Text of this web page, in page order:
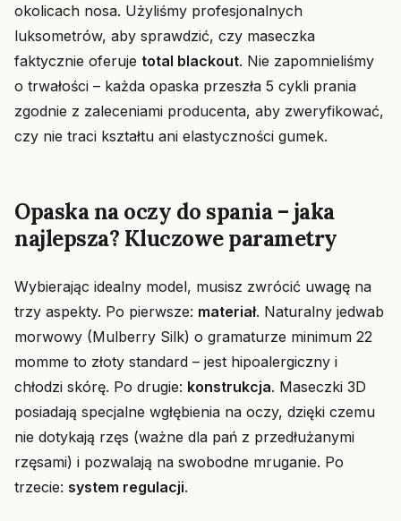
okolicach nosa. Użyliśmy profesjonalnych
luksometrów, aby sprawdzić, czy maseczka
faktycznie oferuje total blackout. Nie zapomnieliśmy
o trwałości – każda opaska przeszła 5 cykli prania
zgodnie z zaleceniami producenta, aby zweryfikować,
czy nie traci kształtu ani elastyczności gumek.
Opaska na oczy do spania – jaka
najlepsza? Kluczowe parametry
Wybierając idealny model, musisz zwrócić uwagę na
trzy aspekty. Po pierwsze: materiał. Naturalny jedwab
morwowy (Mulberry Silk) o gramaturze minimum 22
momme to złoty standard – jest hipoalergiczny i
chłodzi skórę. Po drugie: konstrukcja. Maseczki 3D
posiadają specjalne wgłębienia na oczy, dzięki czemu
nie dotykają rzęs (ważne dla pań z przedłużanymi
rzęsami) i pozwalają na swobodne mruganie. Po
trzecie: system regulacji.